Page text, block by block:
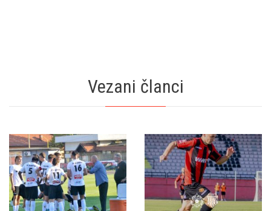
Vezani članci